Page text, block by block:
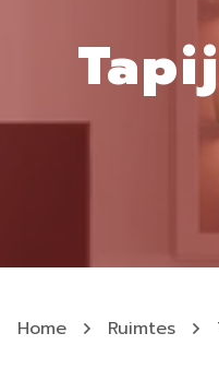
Home Ruimtes